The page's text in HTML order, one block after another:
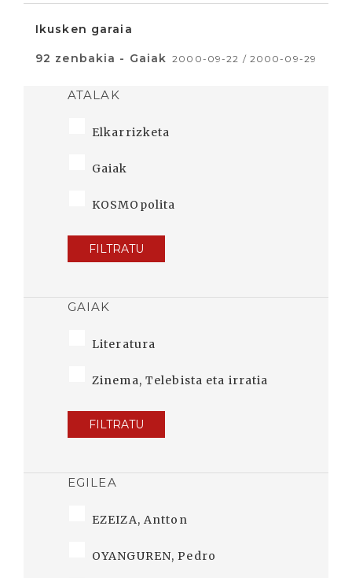
Ikusken garaia
92 zenbakia - Gaiak 2000-09-22 / 2000-09-29
ATALAK
Elkarrizketa
Gaiak
KOSMOpolita
FILTRATU
GAIAK
Literatura
Zinema, Telebista eta irratia
FILTRATU
EGILEA
EZEIZA, Antton
OYANGUREN, Pedro